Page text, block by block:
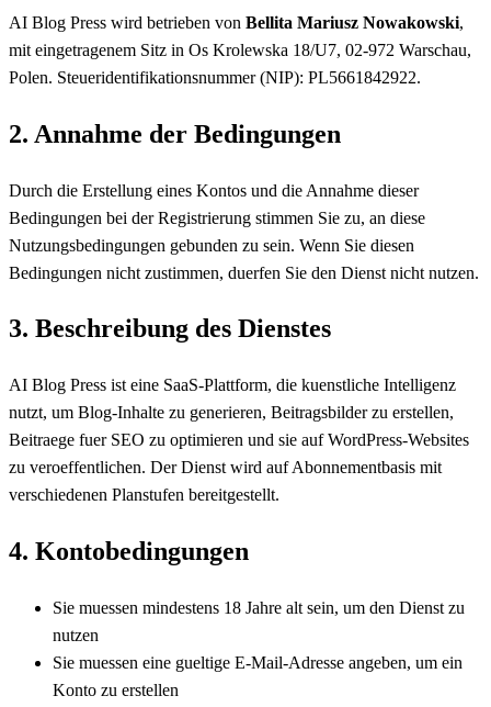
AI Blog Press wird betrieben von Bellita Mariusz Nowakowski,
mit eingetragenem Sitz in Os Krolewska 18/U7, 02-972 Warschau,
Polen. Steueridentifikationsnummer (NIP): PL5661842922.
2. Annahme der Bedingungen
Durch die Erstellung eines Kontos und die Annahme dieser
Bedingungen bei der Registrierung stimmen Sie zu, an diese
Nutzungsbedingungen gebunden zu sein. Wenn Sie diesen
Bedingungen nicht zustimmen, duerfen Sie den Dienst nicht nutzen.
3. Beschreibung des Dienstes
AI Blog Press ist eine SaaS-Plattform, die kuenstliche Intelligenz
nutzt, um Blog-Inhalte zu generieren, Beitragsbilder zu erstellen,
Beitraege fuer SEO zu optimieren und sie auf WordPress-Websites
zu veroeffentlichen. Der Dienst wird auf Abonnementbasis mit
verschiedenen Planstufen bereitgestellt.
4. Kontobedingungen
Sie muessen mindestens 18 Jahre alt sein, um den Dienst zu
nutzen
Sie muessen eine gueltige E-Mail-Adresse angeben, um ein
Konto zu erstellen